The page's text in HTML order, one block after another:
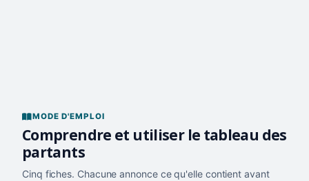
MODE D'EMPLOI
Comprendre et utiliser le tableau des
partants
Cinq fiches. Chacune annonce ce qu'elle contient avant